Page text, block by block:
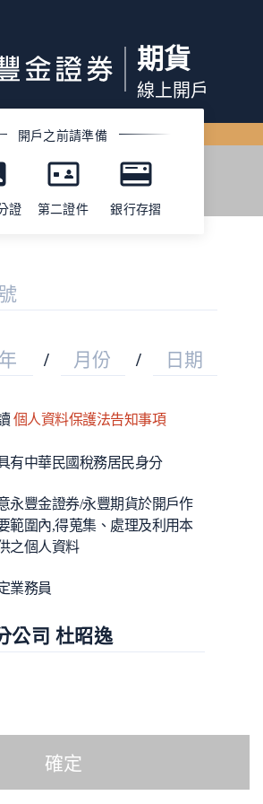
期貨
線上開戶
開戶之前請準備
證 第二證件 銀行存摺
/ 月份 / 日期
個人資料保護法告知事項
有中華民國稅務居民身分
永豐金證券/永豐期貨於開戶作
範圍內,得蒐集、處理及利用本
之個人資料
業務員
公司 杜昭逸
確定